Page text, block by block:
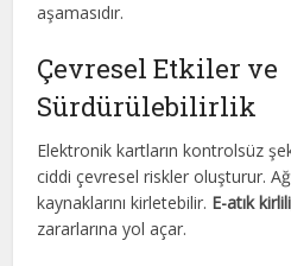
aşamasıdır.
Çevresel Etkiler ve
Sürdürülebilirlik
Elektronik kartların kontrolsüz
ciddi çevresel riskler oluşturur.
kaynaklarını kirletebilir. E-atık
zararlarına yol açar.